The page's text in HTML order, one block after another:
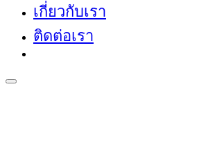
เกี่ยวกับเรา
ติดต่อเรา